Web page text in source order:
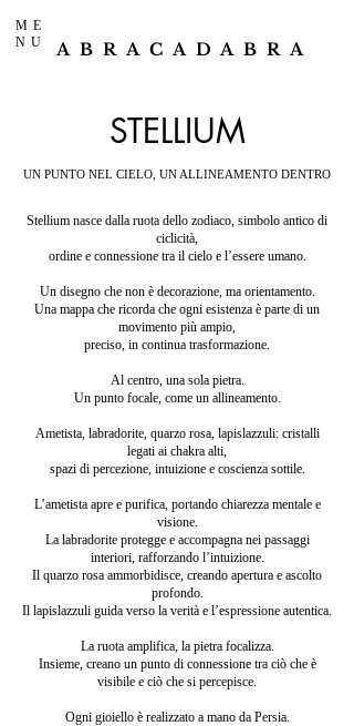
ME
NU
ABRACADABRA
STELLIUM
UN PUNTO NEL CIELO, UN ALLINEAMENTO DENTRO
Stellium nasce dalla ruota dello zodiaco, simbolo antico di
ciclicità,
ordine e connessione tra il cielo e l’essere umano.
Un disegno che non è decorazione, ma orientamento.
Una mappa che ricorda che ogni esistenza è parte di un
movimento più ampio,
preciso, in continua trasformazione.
Al centro, una sola pietra.
Un punto focale, come un allineamento.
Ametista, labradorite, quarzo rosa, lapislazzuli: cristalli
legati ai chakra alti,
spazi di percezione, intuizione e coscienza sottile.
L’ametista apre e purifica, portando chiarezza mentale e
visione.
La labradorite protegge e accompagna nei passaggi
interiori, rafforzando l’intuizione.
Il quarzo rosa ammorbidisce, creando apertura e ascolto
profondo.
Il lapislazzuli guida verso la verità e l’espressione autentica.
La ruota amplifica, la pietra focalizza.
Insieme, creano un punto di connessione tra ciò che è
visibile e ciò che si percepisce.
Ogni gioiello è realizzato a mano da Persia.